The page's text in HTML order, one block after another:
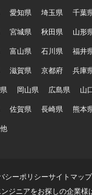
愛知県 埼玉県 千葉
宮城県 秋田県 山形
富山県 石川県 福井
滋賀県 京都府 兵庫
岡山県 広島県 山
佐賀県 長崎県 熊本
シーポリシーサイトマップ
ンジニアをお探しの企業様